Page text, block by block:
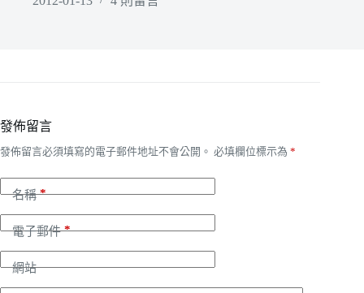
發佈留言
發佈留言必須填寫的電子郵件地址不會公開。 必填欄位標示為 *
名稱*
電子郵件*
網站